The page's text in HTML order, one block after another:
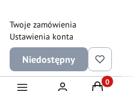
Twoje zamówienia
Ustawienia konta
Ulubione
Punkty lojalnościowe
Niedostępny
Produkty